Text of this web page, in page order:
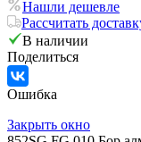
Нашли дешевле
Рассчитать
В наличии
Поделиться
Ошибка
Закрыть окно